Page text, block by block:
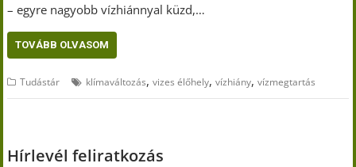
– egyre nagyobb vízhiánnyal küzd,…
TOVÁBB OLVASOM
Tudástár klímaváltozás,vizes élőhely,vízhiány,vízmegtartás
Hírlevél feliratkozás